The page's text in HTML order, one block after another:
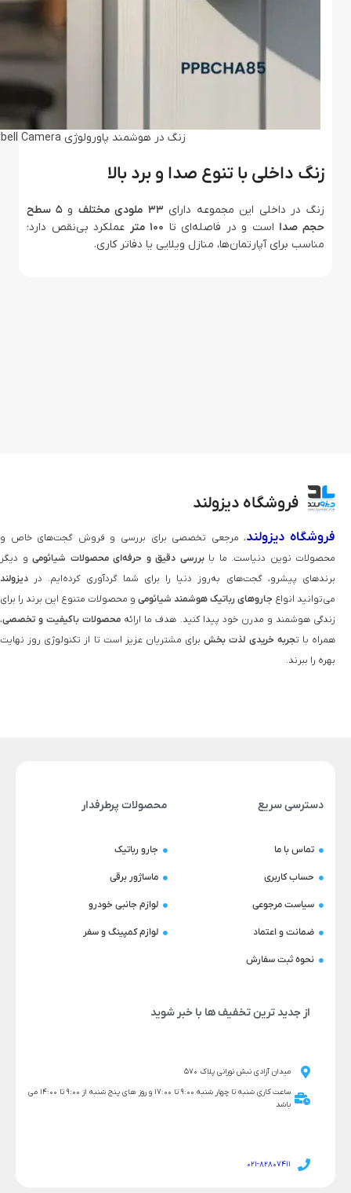
زنگ در هوشمند پاورولوژی Powerology Smart Doorbell Camera
زنگ داخلی با تنوع صدا و برد بالا
زنگ در داخلی این مجموعه دارای ۳۳ ملودی مختلف و
۵ سطح
حجم صدا است و در فاصله‌ای تا ۱۰۰ متر
عملکرد بی‌نقص دارد؛
مناسب برای آپارتمان‌ها، منازل ویلایی یا دفاتر کاری.
فروشگاه دیزولند
فروشگاه دیزولند، مرجعی تخصصی برای بررسی و فروش گجت‌های خاص و
محصولات نوین دنیاست. ما بابررسی دقیق و حرفه‌ای محصولات شیائومی و دیگر
برندهای پیشرو، گجت‌های به‌روز دنیا را برای شما گردآوری کرده‌ایم. در دیزولند
می‌توانید انواع جاروهای رباتیک هوشمند شیائومی و محصولات متنوع این برند را برای
زندگی هوشمند و مدرن خود پیدا کنید. هدف ما ارائه محصولات باکیفیت و تخصصی،
همراه با تجربه خریدی لذت‌ بخشبرای مشتریان عزیز است تا از تکنولوژی روز نهایت
بهره را ببرند.
دسترسی سریع
تماس با ما
حساب کاربری
سیاست مرجوعی
ضمانت و اعتماد
نحوه ثبت سفارش
محصولات پرطرفدار
جارو رباتیک
ماساژور برقی
لوازم جانبی خودرو
لوازم کمپینگ و سفر
از جدید ترین تخفیف ها با خبر شوید
میدان آزادی نبش نورانی پلاک 570
ساعت کاری شنبه تا چهار شنبه 9:00 تا 17:00 و روز های پنج شنبه از 9:00 تا 14:00 می
باشد
021-82807411